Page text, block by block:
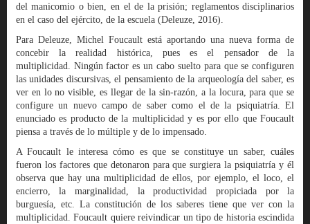
del manicomio o bien, en el de la prisión; reglamentos disciplinarios
en el caso del ejército, de la escuela (Deleuze, 2016).
Para Deleuze, Michel Foucault está aportando una nueva forma de
concebir la realidad histórica, pues es el pensador de la
multiplicidad. Ningún factor es un cabo suelto para que se configuren
las unidades discursivas, el pensamiento de la arqueología del saber, es
ver en lo no visible, es llegar de la sin-razón, a la locura, para que se
configure un nuevo campo de saber como el de la psiquiatría. El
enunciado es producto de la multiplicidad y es por ello que Foucault
piensa a través de lo múltiple y de lo impensado.
A Foucault le interesa cómo es que se constituye un saber, cuáles
fueron los factores que detonaron para que surgiera la psiquiatría y él
observa que hay una multiplicidad de ellos, por ejemplo, el loco, el
encierro, la marginalidad, la productividad propiciada por la
burguesía, etc. La constitución de los saberes tiene que ver con la
multiplicidad. Foucault quiere reivindicar un tipo de historia escindida